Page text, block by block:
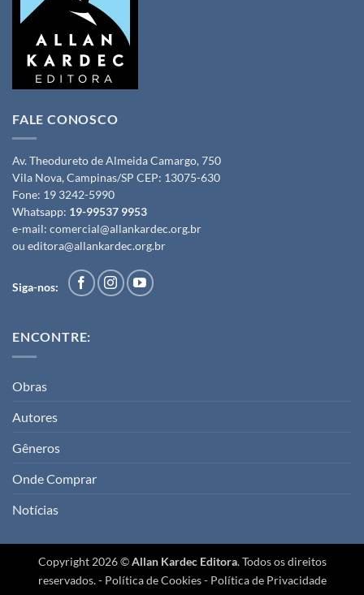
FALE CONOSCO
Av. Theodureto de Almeida Camargo, 750
Vila Nova, Campinas/SP CEP: 13075-630
Fone: 19 3242-5990
Whatsapp: 19-99537 9953
e-mail: comercial@allankardec.org.br
ou editora@allankardec.org.br
Siga-nos:
ENCONTRE:
Obras
Autores
Gêneros
Onde Comprar
Notícias
Copyright 2026 ©Allan Kardec Editora. Todos os direitos
reservados. - Política de Cookies- Política de Privacidade